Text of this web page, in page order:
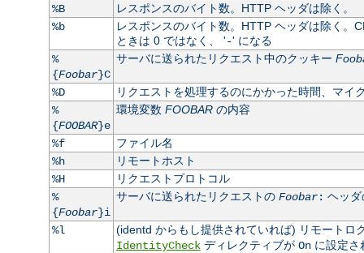
%B
レスポンスのバイト数。HTTP ヘッダは除く。
%b
レスポンスのバイト数。HTTP ヘッダは除く。
ときは 0 ではなく、 '-' になる
%
{Foobar}C
サーバに送られたリクエスト中のクッキー
%D
リクエストを処理するのにかかった時間、マイ
%
{FOOBAR}e
環境変数 FOOBARの内容
%f
ファイル名
%h
リモートホスト
%H
リクエストプロトコル
%
{Foobar}i
サーバに送られたリクエストの Foobar: ヘッ
%l
(identd からもし提供されていれば) リモートロ
IdentityCheckディレクティブが Onに設定さ